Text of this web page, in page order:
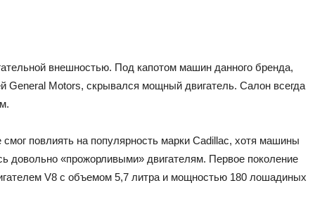
внешностью. Под капотом машин данного бренда,
General Motors, скрывался мощный двигатель. Салон всегда
смог повлиять на популярность марки Cadillac, хотя машины
довольно «прожорливыми» двигателям. Первое поколение
V8 с объемом 5,7 литра и мощностью 180 лошадиных